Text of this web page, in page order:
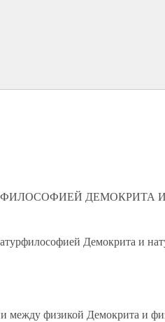
ДЕМОКРИТА
Демокрита и
между физикой Демокрита и